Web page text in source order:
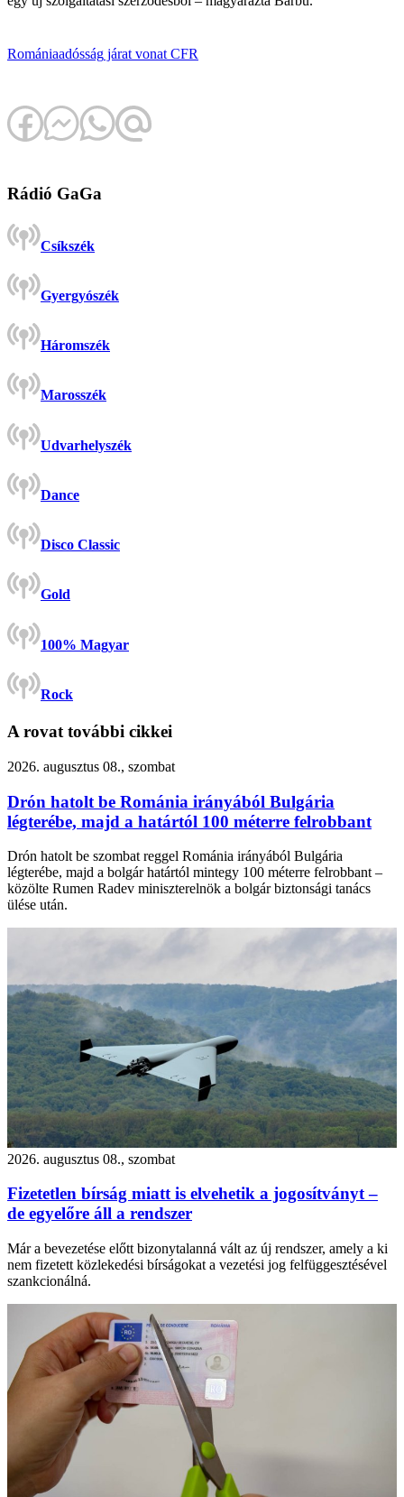
Romániaadósság járat vonat CFR
Rádió GaGa
Csíkszék
Gyergyószék
Háromszék
Marosszék
Udvarhelyszék
Dance
Disco Classic
Gold
100% Magyar
Rock
A rovat további cikkei
2026. augusztus 08., szombat
Drón hatolt be Románia irányából Bulgária
légterébe, majd a határtól 100 méterre felrobbant
Drón hatolt be szombat reggel Románia irányából Bulgária
légterébe, majd a bolgár határtól mintegy 100 méterre felrobbant –
közölte Rumen Radev miniszterelnök a bolgár biztonsági tanács
ülése után.
2026. augusztus 08., szombat
Fizetetlen bírság miatt is elvehetik a jogosítványt –
de egyelőre áll a rendszer
Már a bevezetése előtt bizonytalanná vált az új rendszer, amely a ki
nem fizetett közlekedési bírságokat a vezetési jog felfüggesztésével
szankcionálná.